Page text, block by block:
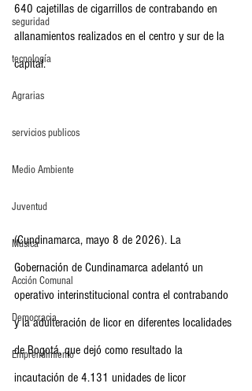
seguridad
tecnología
Agrarias
servicios publicos
Medio Ambiente
Juventud
Música
Acción Comunal
Democracia
Emprendimiento
640 cajetillas de cigarrillos de contrabando en
allanamientos realizados en el centro y sur de la
capital.
(Cundinamarca, mayo 8 de 2026). La
Gobernación de Cundinamarca adelantó un
operativo interinstitucional contra el contrabando
y la adulteración de licor en diferentes localidades
de Bogotá, que dejó como resultado la
incautación de 4.131 unidades de licor